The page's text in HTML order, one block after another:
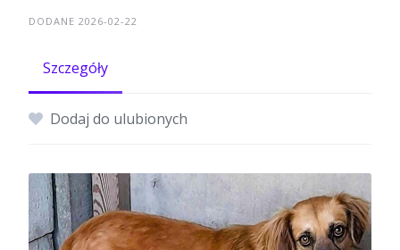
DODANE 2026-02-22
Szczegóły
Dodaj do ulubionych